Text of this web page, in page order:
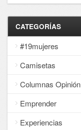
CATEGORÍAS
#19mujeres
Camisetas
Columnas Opinión
Emprender
Experiencias